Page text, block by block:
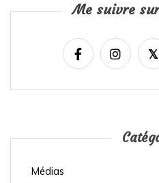
Me suivre
Médias